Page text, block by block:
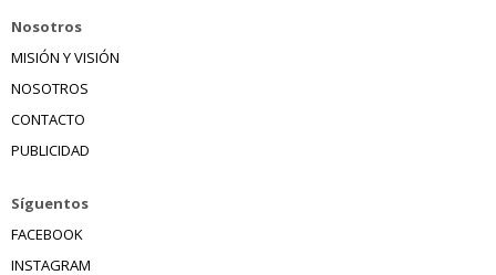
Nosotros
MISIÓN Y VISIÓN
NOSOTROS
CONTACTO
PUBLICIDAD
Síguentos
FACEBOOK
INSTAGRAM